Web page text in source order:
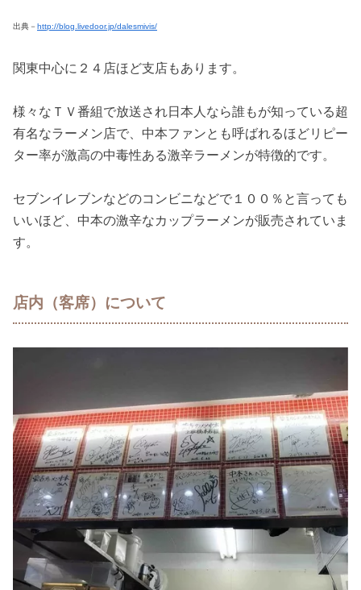
出典－ http://blog.livedoor.jp/dalesmivis/
関東中心に２４店ほど支店もあります。
様々なＴＶ番組で放送され日本人なら誰もが知っている超
有名なラーメン店で、中本ファンとも呼ばれるほどリピー
ター率が激高の中毒性ある激辛ラーメンが特徴的です。
セブンイレブンなどのコンビニなどで１００％と言っても
いいほど、中本の激辛なカップラーメンが販売されていま
す。
店内（客席）について